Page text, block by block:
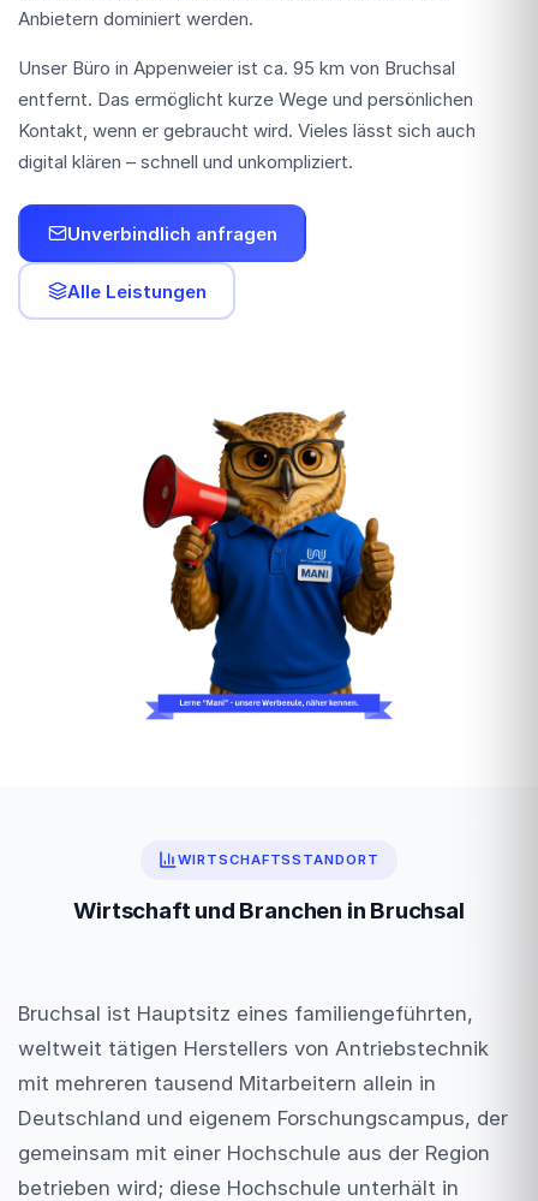
Anbietern dominiert werden.
Unser Büro in Appenweier ist ca. 95 km von Bruchsal
entfernt. Das ermöglicht kurze Wege und persönlichen
Kontakt, wenn er gebraucht wird. Vieles lässt sich auch
digital klären – schnell und unkompliziert.
Unverbindlich anfragen
Alle Leistungen
WIRTSCHAFTSSTANDORT
Wirtschaft und Branchen in Bruchsal
Bruchsal ist Hauptsitz eines familiengeführten,
weltweit tätigen Herstellers von Antriebstechnik
mit mehreren tausend Mitarbeitern allein in
Deutschland und eigenem Forschungscampus, der
gemeinsam mit einer Hochschule aus der Region
betrieben wird; diese Hochschule unterhält in